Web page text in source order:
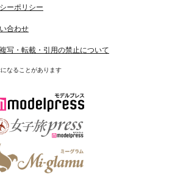
ーポリシー
合わせ
写・転載・引用の禁止について
なることがあります